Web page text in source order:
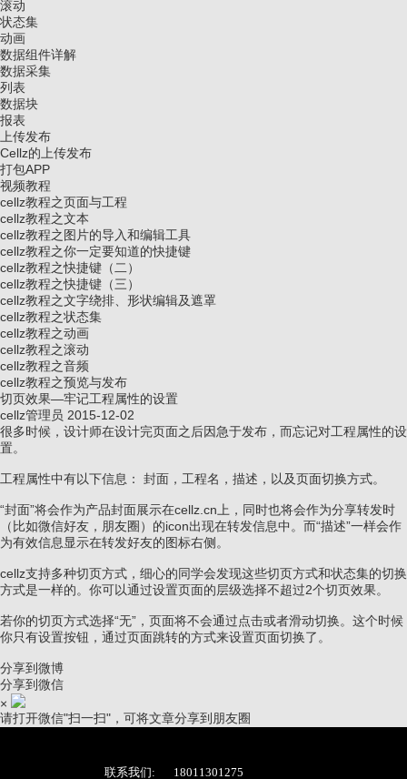
滚动
状态集
动画
数据组件详解
数据采集
列表
数据块
报表
上传发布
Cellz的上传发布
打包APP
视频教程
cellz教程之页面与工程
cellz教程之文本
cellz教程之图片的导入和编辑工具
cellz教程之你一定要知道的快捷键
cellz教程之快捷键（二）
cellz教程之快捷键（三）
cellz教程之文字绕排、形状编辑及遮罩
cellz教程之状态集
cellz教程之动画
cellz教程之滚动
cellz教程之音频
cellz教程之预览与发布
切页效果—牢记工程属性的设置
cellz管理员 2015-12-02
很多时候，设计师在设计完页面之后因急于发布，而忘记对工程属性的设
置。
工程属性中有以下信息： 封面，工程名，描述，以及页面切换方式。
“封面”将会作为产品封面展示在cellz.cn上，同时也将会作为分享转发时
（比如微信好友，朋友圈）的icon出现在转发信息中。而“描述”一样会作
为有效信息显示在转发好友的图标右侧。
cellz支持多种切页方式，细心的同学会发现这些切页方式和状态集的切换
方式是一样的。你可以通过设置页面的层级选择不超过2个切页效果。
若你的切页方式选择“无”，页面将不会通过点击或者滑动切换。这个时候
你只有设置按钮，通过页面跳转的方式来设置页面切换了。
分享到微博
分享到微信
×
请打开微信"扫一扫"，可将文章分享到朋友圈
联系我们: 18011301275